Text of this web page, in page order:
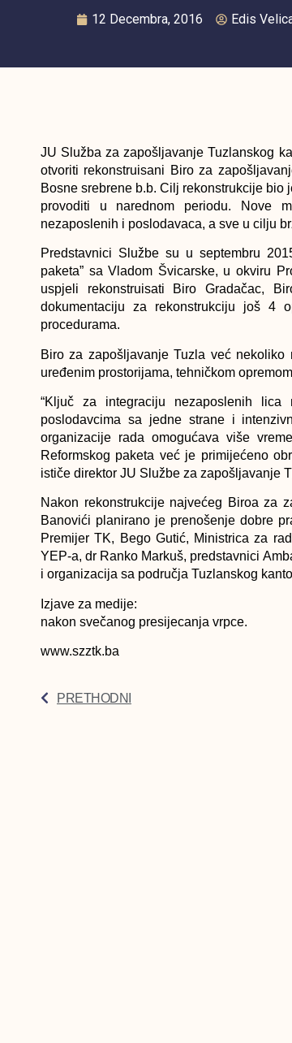
12 Decembra, 2016 Edis
JU Služba za zapošljavanje Tuzlanskog
otvoriti rekonstruisani Biro za
Bosne srebrene b.b. Cilj rekonstrukcije
provoditi u narednom periodu. Nove
nezaposlenih i poslodavaca, a sve u cilju
Predstavnici Službe su u septembru
paketa” sa Vladom Švicarske, u okviru
uspjeli rekonstruisati Biro Gradačac,
dokumentaciju za rekonstrukciju još
procedurama.
Biro za zapošljavanje Tuzla već
uređenim prostorijama, tehničkom
“Ključ za integraciju nezaposlenih
poslodavcima sa jedne strane i
organizacije rada omogućava više
Reformskog paketa već je primijećeno
ističe direktor JU Službe za zapošljavanje
Nakon rekonstrukcije najvećeg Biroa za
Banovići planirano je prenošenje dobre
Premijer TK, Bego Gutić, Ministrica za
YEP-a, dr Ranko Markuš, predstavnici
i organizacija sa područja Tuzlanskog
Izjave za medije:
nakon svečanog presijecanja vrpce.
www.szztk.ba
PRETHODNI